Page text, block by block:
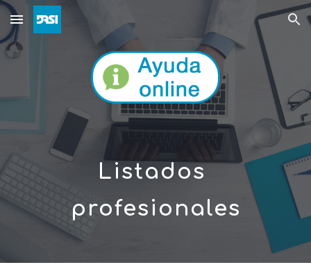
Skip to main content Skip to navigation
Listados
profesionales